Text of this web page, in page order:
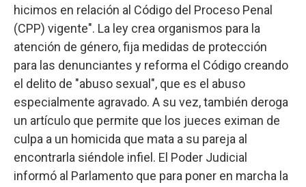
hicimos en relación al Código del Proceso Penal
(CPP) vigente". La ley crea organismos para la
atención de género, fija medidas de protección
para las denunciantes y reforma el Código creando
el delito de "abuso sexual", que es el abuso
especialmente agravado. A su vez, también deroga
un artículo que permite que los jueces eximan de
culpa a un homicida que mata a su pareja al
encontrarla siéndole infiel. El Poder Judicial
informó al Parlamento que para poner en marcha la